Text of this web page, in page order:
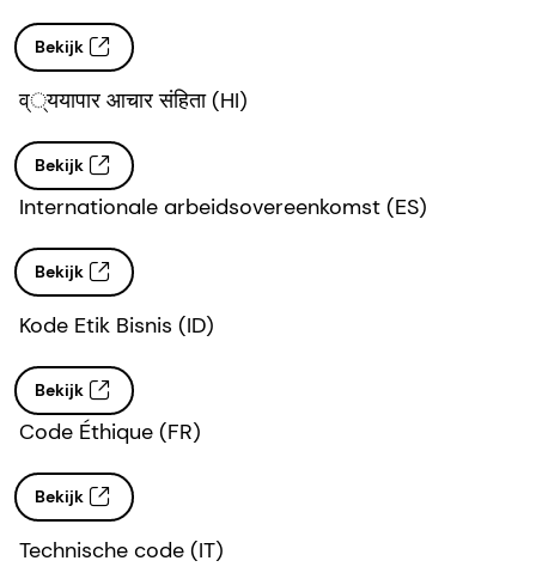
Bekijk
व््ययापार आचार संहिता (HI)
Bekijk
Internationale arbeidsovereenkomst (ES)
Bekijk
Kode Etik Bisnis (ID)
Bekijk
Code Éthique (FR)
Bekijk
Technische code (IT)